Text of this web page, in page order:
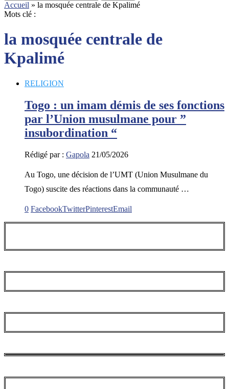
Accueil » la mosquée centrale de Kpalimé
Mots clé :
la mosquée centrale de
Kpalimé
RELIGION
Togo : un imam démis de ses fonctions
par l’Union musulmane pour ”
insubordination “
Rédigé par : Gapola 21/05/2026
Au Togo, une décision de l’UMT (Union Musulmane du
Togo) suscite des réactions dans la communauté …
0 FacebookTwitterPinterestEmail